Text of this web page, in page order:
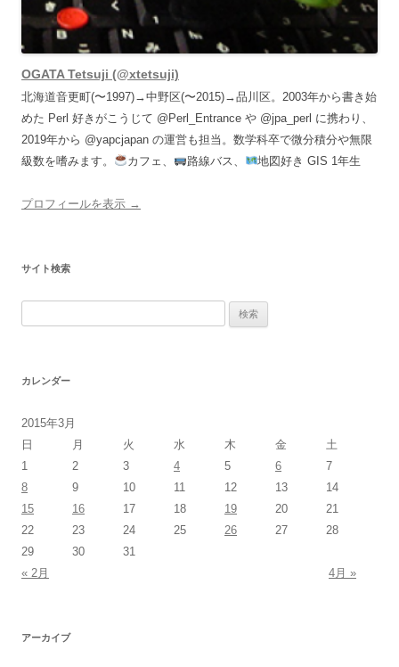
OGATA Tetsuji (@xtetsuji)
北海道音更町(〜1997)→中野区(〜2015)→品川区。2003年から書き始
めた Perl 好きがこうじて @Perl_Entrance や @jpa_perl に携わり、
2019年から @yapcjapan の運営も担当。数学科卒で微分積分や無限
級数を嗜みます。
カフェ、 路線バス、 地図好き GIS 1年生
プロフィールを表示 →
サイト検索
カレンダー
2015年3月
日
月 火 水 木 金
土
1
2 3 4 5 6
7
8
9 10 11 12 13
14
15
16 17 18 19 20
21
22
23 24 25 26 27
28
29
30
31
« 2月
4月 »
アーカイブ